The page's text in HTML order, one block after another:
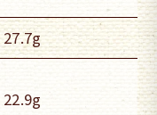
27.7g
22.9g